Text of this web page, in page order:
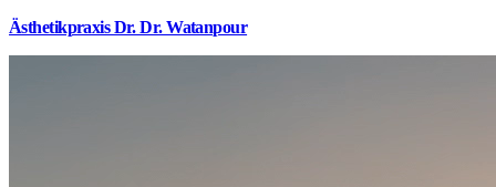
Ästhetikpraxis Dr. Dr. Watanpour